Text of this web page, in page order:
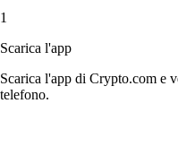
1
Scarica l'app
Scarica l'app di Crypto.com e
telefono.